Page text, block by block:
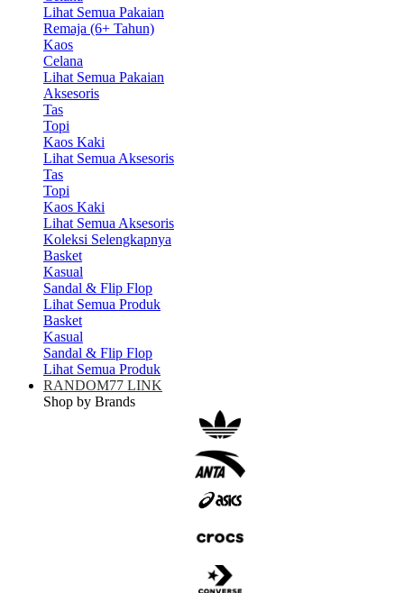
Lihat Semua Pakaian
Remaja (6+ Tahun)
Kaos
Celana
Lihat Semua Pakaian
Aksesoris
Tas
Topi
Kaos Kaki
Lihat Semua Aksesoris
Tas
Topi
Kaos Kaki
Lihat Semua Aksesoris
Koleksi Selengkapnya
Basket
Kasual
Sandal & Flip Flop
Lihat Semua Produk
Basket
Kasual
Sandal & Flip Flop
Lihat Semua Produk
RANDOM77 LINK
Shop by Brands